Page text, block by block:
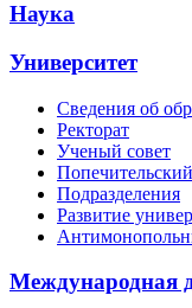
Наука
Университет
Сведения об
Ректорат
Ученый совет
Подразделения
Развитие
Международная